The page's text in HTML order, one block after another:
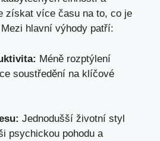
získat více času na to, co je
hlavní výhody patří:
Méně rozptýlení
soustředění na klíčové
Jednodušší životní styl
psychickou pohodu a